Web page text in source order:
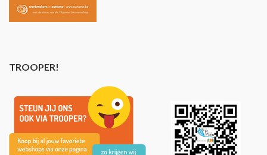
TROOPER!